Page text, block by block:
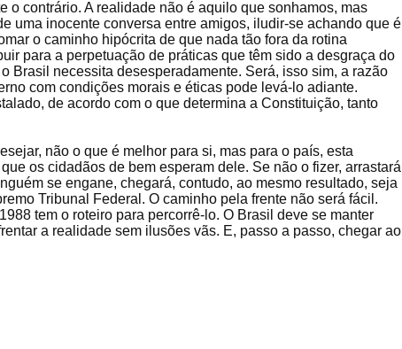
o contrário. A realidade não é aquilo que sonhamos, mas
uma inocente conversa entre amigos, iludir-se achando que é
o caminho hipócrita de que nada tão fora da rotina
para a perpetuação de práticas que têm sido a desgraça do
Brasil necessita desesperadamente. Será, isso sim, a razão
com condições morais e éticas pode levá-lo adiante.
de acordo com o que determina a Constituição, tanto
não o que é melhor para si, mas para o país, esta
os cidadãos de bem esperam dele. Se não o fizer, arrastará
se engane, chegará, contudo, ao mesmo resultado, seja
Tribunal Federal. O caminho pela frente não será fácil.
tem o roteiro para percorrê-lo. O Brasil deve se manter
a realidade sem ilusões vãs. E, passo a passo, chegar ao